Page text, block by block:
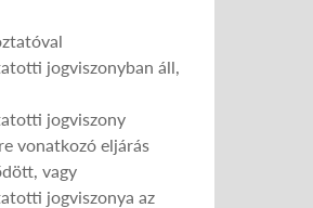
jogviszonyban áll,
jogviszony
vonatkozó eljárás
vagy
jogviszonya az